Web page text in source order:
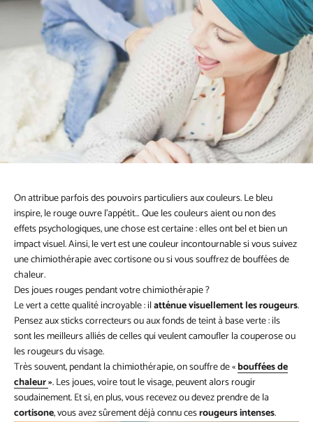
On attribue parfois des pouvoirs particuliers aux couleurs. Le bleu
inspire, le rouge ouvre l’appétit… Que les couleurs aient ou non des
effets psychologiques, une chose est certaine : elles ont bel et bien un
impact visuel. Ainsi, le vert est une couleur incontournable si vous suivez
une chimiothérapie avec cortisone ou si vous souffrez de bouffées de
chaleur.
Des joues rouges pendant votre chimiothérapie ?
Le vert a cette qualité incroyable : ilatténue visuellement les rougeurs.
Pensez aux sticks correcteurs ou aux fonds de teint à base verte : ils
sont les meilleurs alliés de celles qui veulent camoufler la couperose ou
les rougeurs du visage.
Très souvent, pendant la chimiothérapie, on souffre de «bouffées de
chaleur». Les joues, voire tout le visage, peuvent alors rougir
soudainement. Et si, en plus, vous recevez ou devez prendre de la
cortisone, vous avez sûrement déjà connu cesrougeurs intenses.